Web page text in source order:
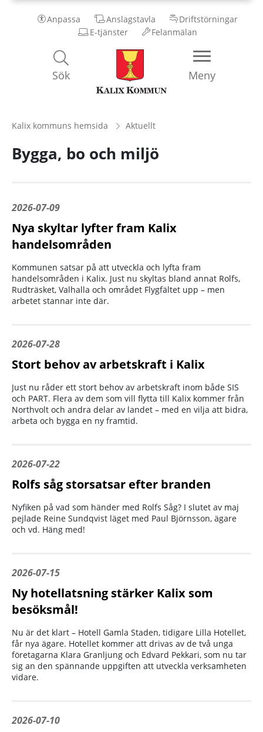
Anpassa Anslagstavla
Driftstörningar
E-tjänster
Felanmälan
Kalix
Kommun
Meny
Sök
Kalix kommuns hemsida Aktuellt
Bygga, bo och miljö
2026-07-09
Nya skyltar lyfter fram Kalix
handelsområden
Kommunen satsar på att utveckla och lyfta fram
handelsområden i Kalix. Just nu skyltas bland annat Rolfs,
Rudträsket, Valhalla och området Flygfältet upp – men
arbetet stannar inte där.
2026-07-28
Stort behov av arbetskraft i Kalix
Just nu råder ett stort behov av arbetskraft inom både SIS
och PART. Flera av dem som vill flytta till Kalix kommer från
Northvolt och andra delar av landet – med en vilja att bidra,
arbeta och bygga en ny framtid.
2026-07-22
Rolfs såg storsatsar efter branden
Nyfiken på vad som händer med Rolfs Såg? I slutet av maj
pejlade Reine Sundqvist läget med Paul Björnsson, ägare
och vd. Häng med!
2026-07-15
Ny hotellatsning stärker Kalix som
besöksmål!
Nu är det klart – Hotell Gamla Staden, tidigare Lilla Hotellet,
får nya ägare. Hotellet kommer att drivas av de två unga
företagarna Klara Granljung och Edvard Pekkari, som nu tar
sig an den spännande uppgiften att utveckla verksamheten
vidare.
2026-07-10